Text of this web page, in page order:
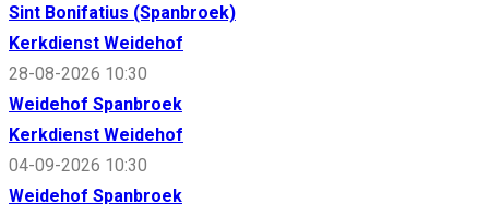
Sint Bonifatius (Spanbroek)
Kerkdienst Weidehof
28-08-2026 10:30
Weidehof Spanbroek
Kerkdienst Weidehof
04-09-2026 10:30
Weidehof Spanbroek